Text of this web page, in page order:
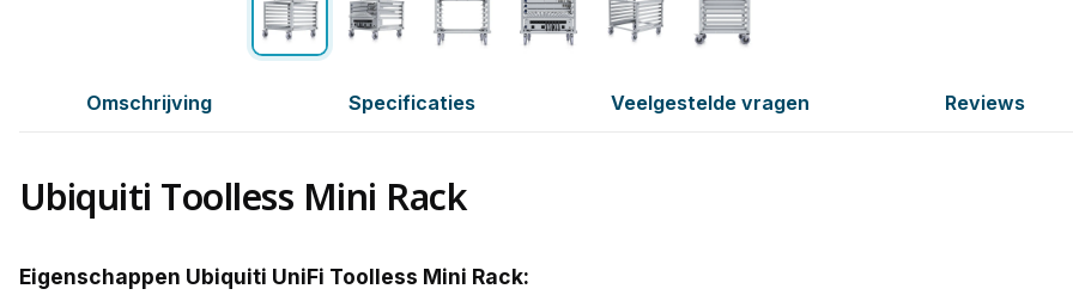
Omschrijving Specificaties Veelgestelde vragen Reviews
Ubiquiti Toolless Mini Rack
Eigenschappen Ubiquiti UniFi Toolless Mini Rack: